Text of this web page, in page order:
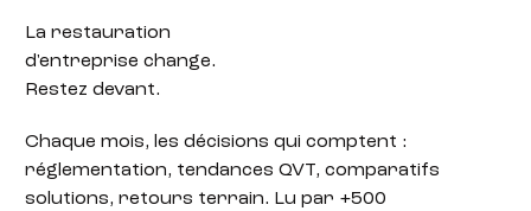
La restauration
d'entreprise change.
Restez devant.
Chaque mois, les décisions qui comptent :
réglementation, tendances QVT, comparatifs
solutions, retours terrain. Lu par +500